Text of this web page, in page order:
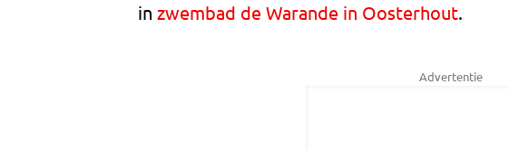
in zwembad de Warande in Oosterhout.
Advertentie